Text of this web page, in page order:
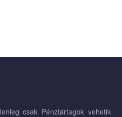
csak Pénztártagok vehetik